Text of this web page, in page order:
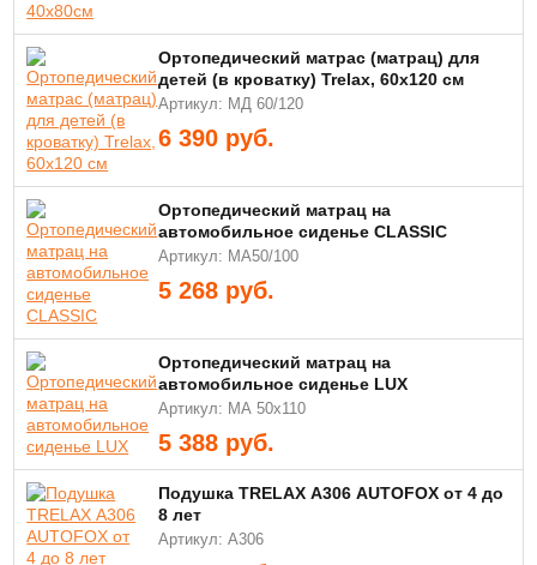
Ортопедический матрас (матрац) для
детей (в кроватку) Trelax, 60х120 см
Артикул: МД 60/120
6 390 руб.
Ортопедический матрац на
автомобильное сиденье CLASSIC
Артикул: МА50/100
5 268 руб.
Ортопедический матрац на
автомобильное сиденье LUX
Артикул: МА 50х110
5 388 руб.
Подушка TRELAX А306 AUTOFOX от 4 до
8 лет
Артикул: А306